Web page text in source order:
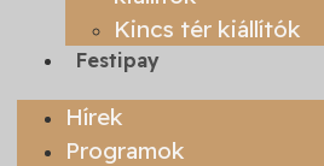
Kincs tér kiállítók
Festipay
Hírek
Programok